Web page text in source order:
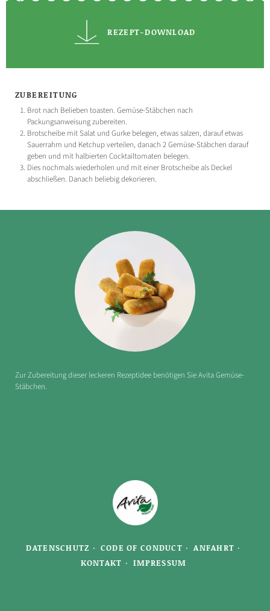
REZEPT-DOWNLOAD
Zur Zubereitung dieser leckeren Rezeptidee benötigen Sie Avita Gemüse-
Stäbchen.
ZUBEREITUNG
Brot nach Belieben toasten. Gemüse-Stäbchen nach
Packungsanweisung zubereiten.
Brotscheibe mit Salat und Gurke belegen, etwas salzen, darauf etwas
Sauerrahm und Ketchup verteilen, danach 2 Gemüse-Stäbchen darauf
geben und mit halbierten Cocktailtomaten belegen.
Dies nochmals wiederholen und mit einer Brotscheibe als Deckel
abschließen. Danach beliebig dekorieren.
DATENSCHUTZ CODE OF CONDUCT
ANFAHRT
KONTAKT
IMPRESSUM